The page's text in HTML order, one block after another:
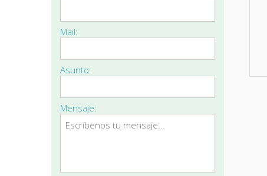
Mail:
Asunto:
Mensaje: